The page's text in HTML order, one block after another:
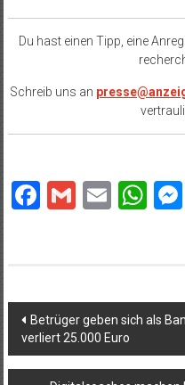
Du hast einen Tipp, eine
Schreib uns an
Facebook
GmailEmail
Betrüger geben sich als
verliert 25.000 Euro